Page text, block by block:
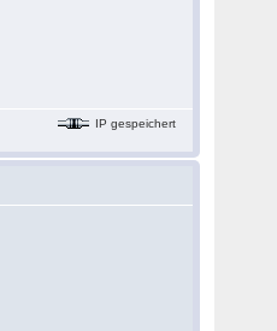
IP gespeichert